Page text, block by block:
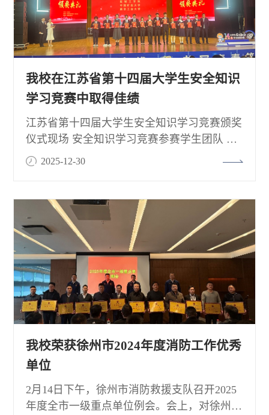
我校在江苏省第十四届大学生安全知识
学习竞赛中取得佳绩
​江苏省第十四届大学生安全知识学习竞赛颁奖
仪式现场 安全知识学习竞赛参赛学生团队 安
全技能实操比赛参赛学生团队12月28日，由江
学生安全知识学习竞赛决赛暨颁奖典礼，在南
京师范大学仙林校区圆满落幕。江苏省教育厅
副厅长吴昊，南京师范大学党委常委、副校长
岳嵩等领导出席活动并为获奖选手颁奖。作为
全省高校安全教育领域的重要品牌活动...
2025-12-30
我校荣获徐州市2024年度消防工作优秀
单位
2月14日下午，徐州市消防救援支队召开2025
年度全市一级重点单位例会。会上，对徐州市